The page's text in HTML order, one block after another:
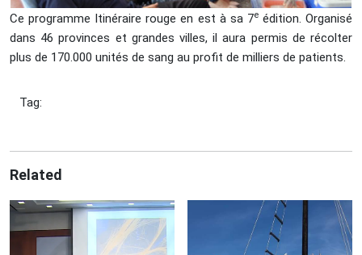
Ce programme Itinéraire rouge en est à sa 7eédition. Organisé
dans 46 provinces et grandes villes, il aura permis de récolter
plus de 170.000 unités de sang au profit de milliers de patients.
Tag:
Related